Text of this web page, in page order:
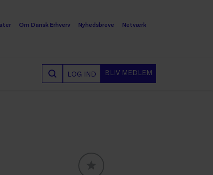
Om Dansk Erhverv Nyhedsbreve Netværk
LOG IND BLIV MEDLEM